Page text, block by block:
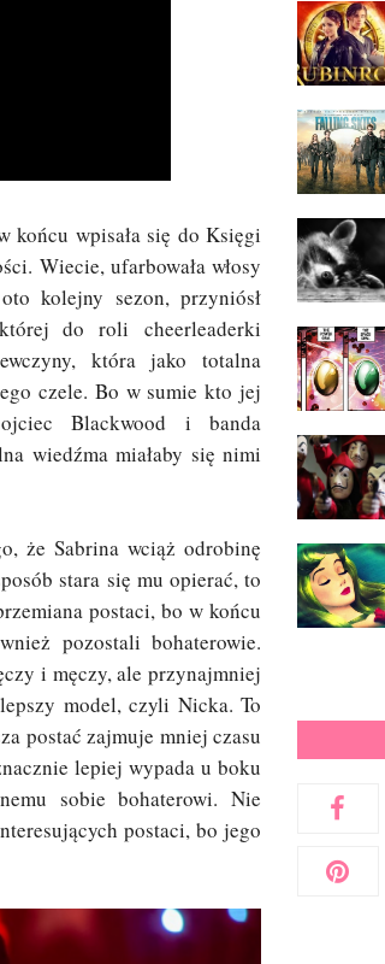
końcu wpisała się do Księgi
Wiecie, ufarbowała włosy
kolejny sezon, przyniósł
do roli cheerleaderki
która jako totalna
czele. Bo w sumie kto jej
Blackwood i banda
wiedźma miałaby się nimi
że Sabrina wciąż odrobinę
stara się mu opierać, to
postaci, bo w końcu
pozostali bohaterowie.
i męczy, ale przynajmniej
model, czyli Nicka. To
postać zajmuje mniej czasu
lepiej wypada u boku
sobie bohaterowi. Nie
postaci, bo jego